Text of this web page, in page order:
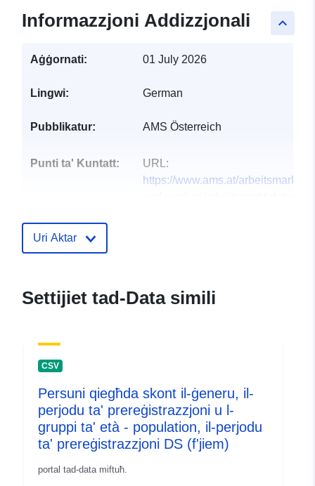
keyboard_arrow_up
Informazzjoni Addizzjonali
Aġġornati: 01 July 2026
Lingwi: German
Pubblikatur: AMS Österreich
Punti ta' Kuntatt:
URL:
https://www.ams.at/
Reġistru tal-
09 July 2026
Jikkonforma ma':
uriRef: http://data.europa.eu/88u/
Kopertura
31 January 2019
Uri Aktar
Settijiet tad-Data simili
CSV
Persuni qiegħda skont il-ġeneru, il-
perjodu ta' prereġistrazzjoni u l-
gruppi ta' età - population, il-perjodu
ta' prereġistrazzjoni DS (f'jiem)
portal tad-data miftuħ.